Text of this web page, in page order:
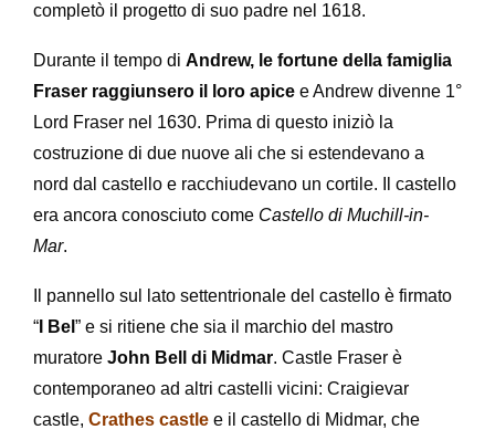
completò il progetto di suo padre nel 1618.
Durante il tempo di Andrew, le fortune della famiglia
Fraser raggiunsero il loro apice e Andrew divenne 1°
Lord Fraser nel 1630. Prima di questo iniziò la
costruzione di due nuove ali che si estendevano a
nord dal castello e racchiudevano un cortile. Il castello
era ancora conosciuto come Castello di Muchill-in-
Mar.
Il pannello sul lato settentrionale del castello è firmato
“ I Bel ” e si ritiene che sia il marchio del mastro
muratore John Bell di Midmar. Castle Fraser è
contemporaneo ad altri castelli vicini: Craigievar
castle, Crathes castle e il castello di Midmar, che